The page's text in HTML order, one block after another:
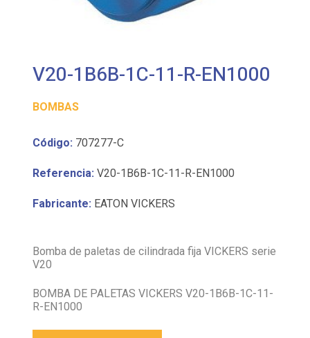
V20-1B6B-1C-11-R-EN1000
BOMBAS
Código: 707277-C
Referencia: V20-1B6B-1C-11-R-EN1000
Fabricante: EATON VICKERS
Bomba de paletas de cilindrada fija VICKERS serie
V20
BOMBA DE PALETAS VICKERS V20-1B6B-1C-11-
R-EN1000